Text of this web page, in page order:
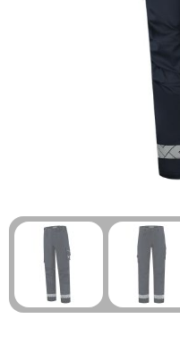
Technologie &
Outdoor & Vrije tijd
Pennen &
Eten & Drinken